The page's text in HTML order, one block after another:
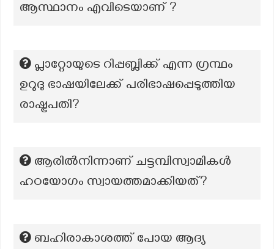
ആസ്ഥാനം എവിടെയാണ് ?
പ്ലാറ്റോയുടെ റിപ്പബ്ലിക്ക് എന്ന ഗ്രന്ഥം
ഉറുദു ഭാഷയിലേക്ക് പരിഭാഷപ്പെടുത്തിയ
രാഷ്ട്രപതി?
ആരിൽനിന്നാണ് ചട്ടമ്പിസ്വാമികൾ
ഹഠയോഗം സ്വായത്തമാക്കിയത്?
ബഹിരാകാശത്ത് പോയ ആദ്യ